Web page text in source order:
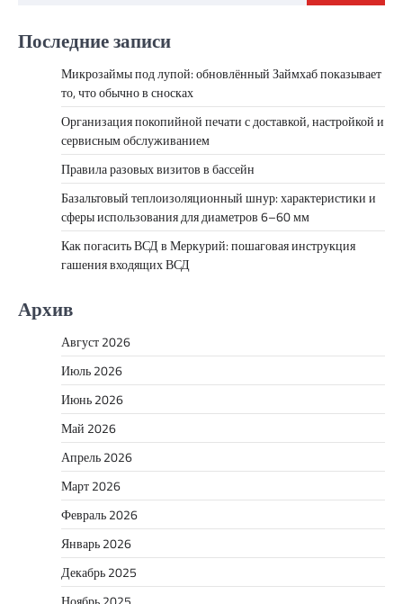
Последние записи
Микрозаймы под лупой: обновлённый Займхаб показывает
то, что обычно в сносках
Организация покопийной печати с доставкой, настройкой и
сервисным обслуживанием
Правила разовых визитов в бассейн
Базальтовый теплоизоляционный шнур: характеристики и
сферы использования для диаметров 6–60 мм
Как погасить ВСД в Меркурий: пошаговая инструкция
гашения входящих ВСД
Архив
Август 2026
Июль 2026
Июнь 2026
Май 2026
Апрель 2026
Март 2026
Февраль 2026
Январь 2026
Декабрь 2025